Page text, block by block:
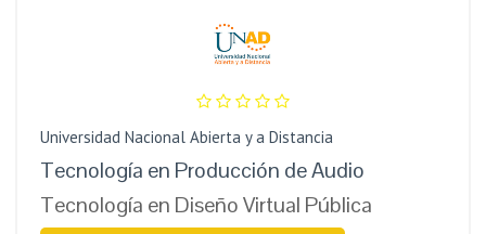
Universidad Nacional Abierta y a Distancia
Tecnología en Producción de Audio
Tecnología en Diseño Virtual Pública